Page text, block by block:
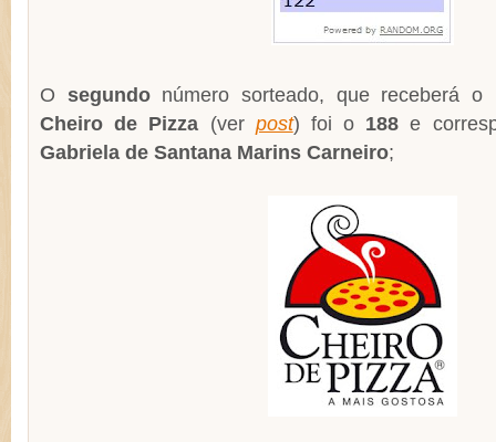
O segundonúmero sorteado, que receberá o
Cheiro de Pizza (ver post) foi o 188 e
Gabriela de Santana Marins Carneiro;